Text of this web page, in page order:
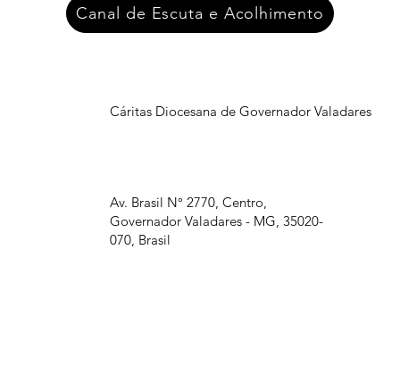
Cáritas Diocesana de Governador Valadares
Av. Brasil N° 2770, Centro,
Governador Valadares - MG, 35020-
070, Brasil
Canal de Escuta e Acolhimento